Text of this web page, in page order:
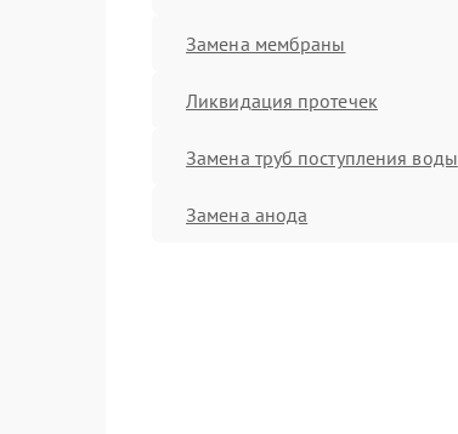
Замена мембраны
Ликвидация протечек
Замена труб поступления воды
Замена анода